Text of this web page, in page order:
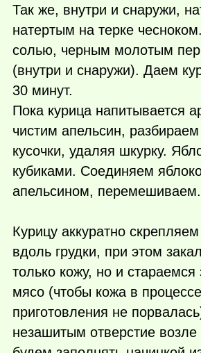
Так же, внутри и снаружи,
натертым на терке
солью, черным молотым
(внутри и снаружи). Даем
30 минут.
Пока курица напитывается
чистим апельсин, разбираем
кусочки, удаляя шкурку.
кубиками. Соединяем
апельсином, перемешиваем.
Курицу аккуратно
вдоль грудки, при этом
только кожу, но и стараемся
мясо (чтобы кожа в процессе
приготовления не
незашитым отверстие